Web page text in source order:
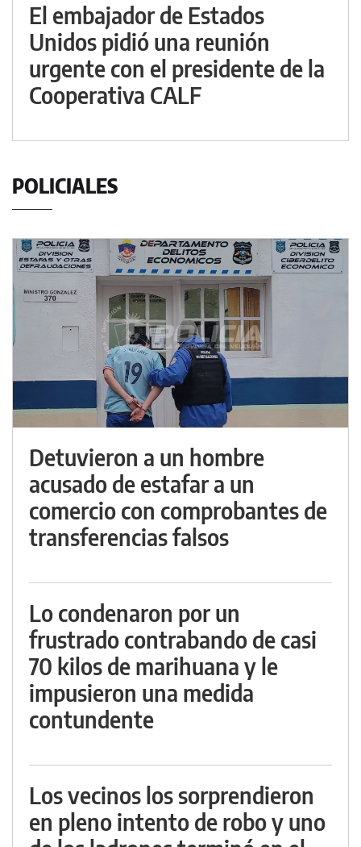
El embajador de Estados
Unidos pidió una reunión
urgente con el presidente de la
Cooperativa CALF
POLICIALES
Detuvieron a un hombre
acusado de estafar a un
comercio con comprobantes de
transferencias falsos
Lo condenaron por un
frustrado contrabando de casi
70 kilos de marihuana y le
impusieron una medida
contundente
Los vecinos los sorprendieron
en pleno intento de robo y uno